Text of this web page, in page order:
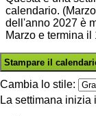
calendario.
dell'anno 2027 è
Marzo e termina il
Stampare il
Cambia lo stile:
La settimana inizia